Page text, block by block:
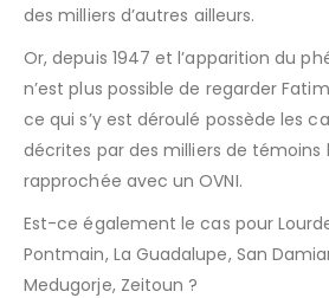
des milliers d’autres ailleurs.
Or, depuis 1947 et l’apparition du
n’est plus possible de regarder
ce qui s’y est déroulé possède les
décrites par des milliers de témoins
rapprochée avec un OVNI.
Est-ce également le cas pour
Pontmain, La Guadalupe, San
Medugorje, Zeitoun ?